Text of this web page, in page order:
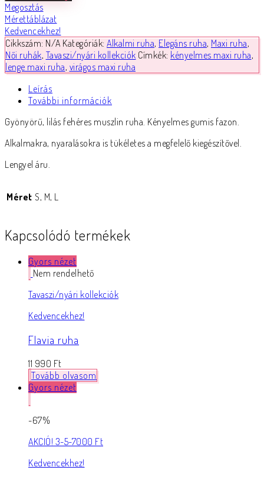
Megosztás
Mérettáblázat
Kedvencekhez!
Cikkszám: N/A Kategóriák: Alkalmi ruha, Elegáns ruha, Maxi ruha,
Női ruhák, Tavaszi/nyári kollekciók Címkék: kényelmes maxi ruha,
lenge maxi ruha, virágos maxi ruha
Leírás
További információk
Gyönyörű, lilás fehéres muszlin ruha. Kényelmes gumis fazon.
Alkalmakra, nyaralásokra is tükéletes a megfelelő kiegészítővel.
Lengyel áru.
Méret S, M, L
Kapcsolódó termékek
Gyors nézet
Nem rendelhető
Tavaszi/nyári kollekciók
Kedvencekhez!
Flavia ruha
11 990 Ft
Tovább olvasom
Gyors nézet
-67%
AKCIÓ! 3-5-7000 Ft
Kedvencekhez!